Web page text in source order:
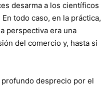
desarma a los científicos
En todo caso, en la práctica,
perspectiva era una
del comercio y, hasta si
desprecio por el